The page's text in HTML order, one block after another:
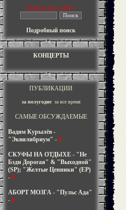
ПОИСК ПО САЙТУ
Подробный поиск
КОНЦЕРТЫ
ПУБЛИКАЦИИ
за полугодие за все время
САМЫЕ ОБСУЖДАЕМЫЕ
Вадим Курылёв -
"Эквилибриум" - 0
СКУФЫ НА ОТДЫХЕ - "Не
Бзди Дорогая" & "Выходной"
(SP); "Желтые Ценники" (EP)
- 0
АБОРТ МОЗГА - "Пульс Ада"
- 0